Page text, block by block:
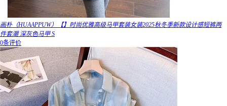
画朴（HUAAPPUW）【】时尚优雅高级马甲套装女装2025秋冬季新款设计感短裤两
件套潮 深灰色马甲 S
0条评价